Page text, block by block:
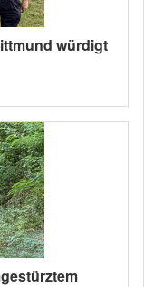
würdigt